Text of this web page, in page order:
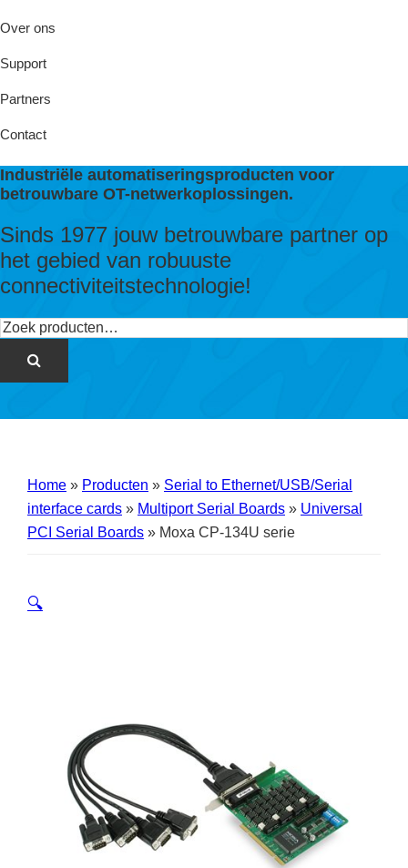
Over ons
Support
Partners
Contact
Industriële automatiseringsproducten voor
betrouwbare OT-netwerkoplossingen.
Sinds 1977 jouw betrouwbare partner op
het gebied van robuuste
connectiviteitstechnologie!
Zoeken
Home » Producten » Serial to Ethernet/USB/Serial
interface cards » Multiport Serial Boards » Universal
PCI Serial Boards » Moxa CP-134U serie
🔍